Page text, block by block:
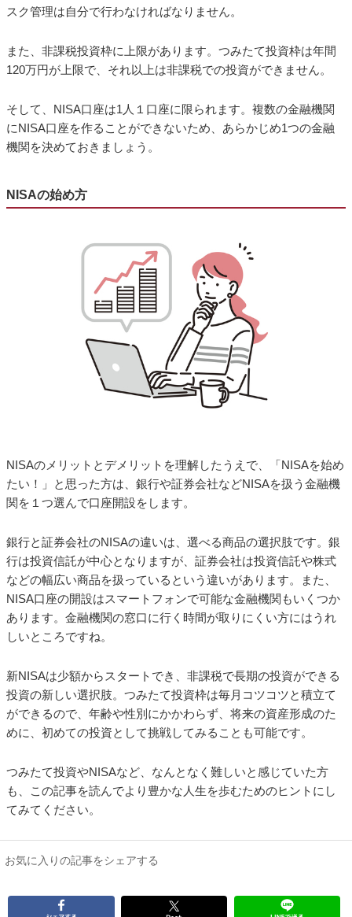
スク管理は自分で行わなければなりません。
また、非課税投資枠に上限があります。つみたて投資枠は年間
120万円が上限で、それ以上は非課税での投資ができません。
そして、NISA口座は1人１口座に限られます。複数の金融機関
にNISA口座を作ることができないため、あらかじめ1つの金融
機関を決めておきましょう。
NISAの始め方
NISAのメリットとデメリットを理解したうえで、「NISAを始め
たい！」と思った方は、銀行や証券会社などNISAを扱う金融機
関を１つ選んで口座開設をします。
銀行と証券会社のNISAの違いは、選べる商品の選択肢です。銀
行は投資信託が中心となりますが、証券会社は投資信託や株式
などの幅広い商品を扱っているという違いがあります。また、
NISA口座の開設はスマートフォンで可能な金融機関もいくつか
あります。金融機関の窓口に行く時間が取りにくい方にはうれ
しいところですね。
新NISAは少額からスタートでき、非課税で長期の投資ができる
投資の新しい選択肢。つみたて投資枠は毎月コツコツと積立て
ができるので、年齢や性別にかかわらず、将来の資産形成のた
めに、初めての投資として挑戦してみることも可能です。
つみたて投資やNISAなど、なんとなく難しいと感じていた方
も、この記事を読んでより豊かな人生を歩むためのヒントにし
てみてください。
お気に入りの記事をシェアする